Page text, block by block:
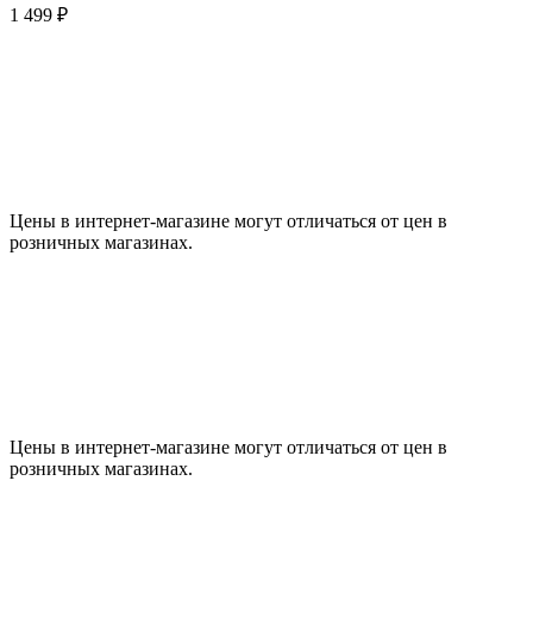
1 499 ₽
Цены в интернет-магазине могут отличаться от цен в
розничных магазинах.
Цены в интернет-магазине могут отличаться от цен в
розничных магазинах.